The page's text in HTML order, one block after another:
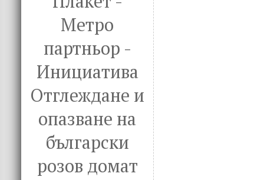
Метро
партньор -
Инициатива
Отглеждане и
опазване на
български
розов домат